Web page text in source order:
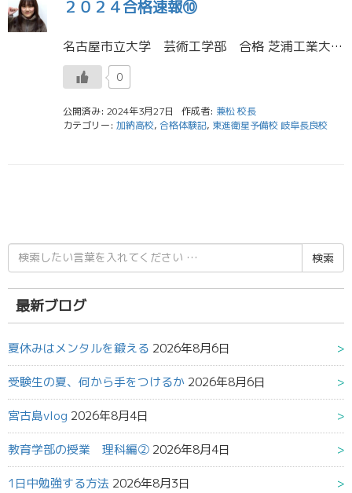
２０２４合格速報⑩
名古屋市立大学 芸術工学部 合格 芝浦工業大学 デザイン工学部 合格 名城大学 農学部 合格 加納高校３年生 岡田 侑奈さん 私は高2の春から東進に通い始め、本格的に受験勉強を始めたのは高3の夏でした。東進に通って一番よ […]
0
公開済み: 2024年3月27日 作成者: 兼松 校長
カテゴリー: 加納高校, 合格体験記, 東進衛星予備校 岐阜長良校
検
索
結
果:
最新ブログ
夏休みはメンタルを鍛える 2026年8月6日
受験生の夏、何から手をつけるか 2026年8月6日
宮古島vlog 2026年8月4日
教育学部の授業 理科編② 2026年8月4日
1日中勉強する方法 2026年8月3日